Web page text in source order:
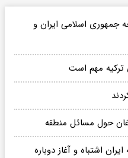
جمهوری اسلامی ایران و
ترکیه مهم است
حول مسائل منطقه
اشتباه و آغاز دوباره